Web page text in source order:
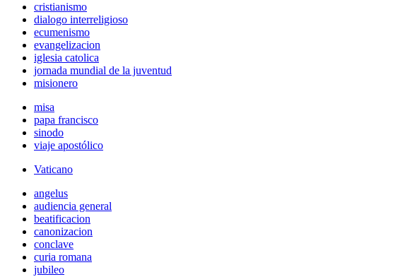
cristianismo
dialogo interreligioso
ecumenismo
evangelizacion
iglesia catolica
jornada mundial de la juventud
misionero
misa
papa francisco
sinodo
viaje apostólico
Vaticano
angelus
audiencia general
beatificacion
canonizacion
conclave
curia romana
jubileo